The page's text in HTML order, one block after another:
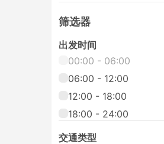
筛选器
出发时间
00:00 - 06:00
06:00 - 12:00
12:00 - 18:00
18:00 - 24:00
交通类型